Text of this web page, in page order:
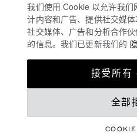
COOKIES政策
我们使用 Cookie 以允许我
计内容和广告、提供社交媒
社交媒体、广告和分析合作
的信息。我们已更新我们的
全部
接受所有